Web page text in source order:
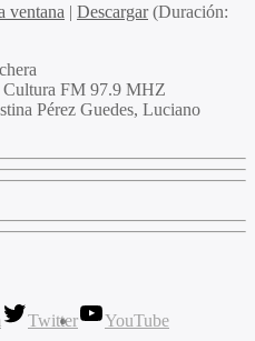
ventana | Descargar(Duración:
Cultura FM 97.9 MHZ
Pérez Guedes, Luciano
Twitter
YouTube